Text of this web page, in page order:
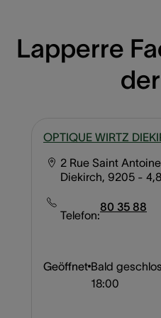
Lapperre
OPTIQUE WIRTZ
2 Rue Saint
Diekirch, 9205 -
Telefon:
80 35 88
Geöffnet Bald
18:00